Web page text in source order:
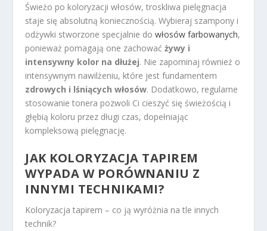
Świeżo po koloryzacji włosów, troskliwa pielęgnacja
staje się absolutną koniecznością. Wybieraj szampony i
odżywki stworzone specjalnie dowłosów farbowanych,
ponieważ pomagają one zachowaćżywy i
intensywny kolor na dłużej. Nie zapominaj również o
intensywnym nawilżeniu, które jest fundamentem
zdrowych i lśniących włosów. Dodatkowo, regularne
stosowanie tonera pozwoli Ci cieszyć się świeżością i
głębią koloru przez długi czas, dopełniając
kompleksową pielęgnację.
JAK KOLORYZACJA TAPIREM
WYPADA W PORÓWNANIU Z
INNYMI TECHNIKAMI?
Koloryzacja tapirem – co ją wyróżnia na tle innych
technik?